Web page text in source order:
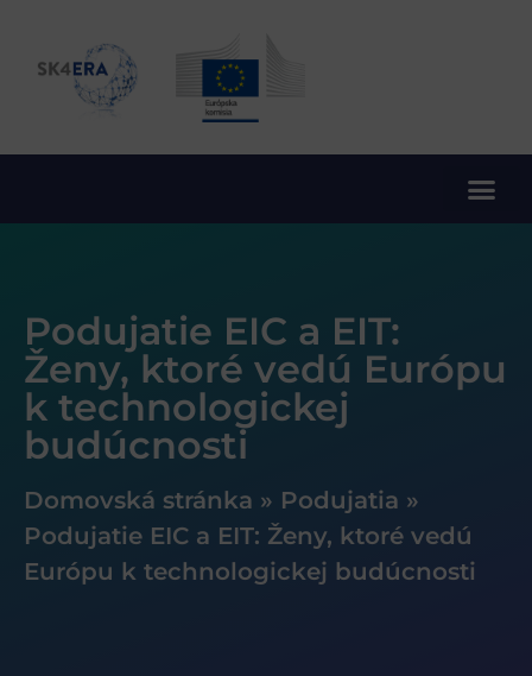
Podujatie EIC a EIT:
Ženy, ktoré vedú Európu
k technologickej
budúcnosti
Domovská stránka » Podujatia »
Podujatie EIC a EIT: Ženy, ktoré vedú
Európu k technologickej budúcnosti